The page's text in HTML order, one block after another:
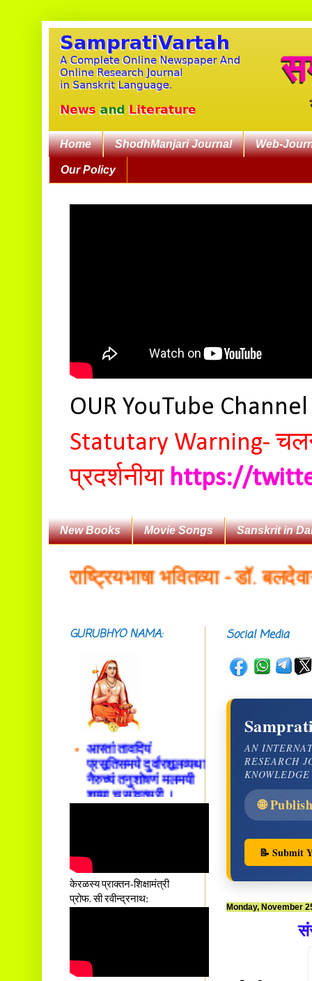
Home ShodhManjari Journal Web-
Our Policy
OUR YouTube
Statutary Warning-
प्रदर्शनीया https://
New Books Movie Songs Sanskrit in
राष्ट्रियभाषा भवितव्या - डॉ.
Social Media
AN
RESEARCH
🌐
📝 Submit
Monday, November
GURUBHYO NAMA:
सदाशिवसमारम्भां
शङ्कराचार्य मध्यमाम्।
अस्मदाचार्यपर्यन्तां
वन्दे गुरु परम्पराम् ॥
आस्तां तावदियं
प्रसूतिसमये दुर्वारशूलव्यथा
नैरुच्यं तनुशोषणं मलमयी
शय्या च सांवत्सरी ।
एकस्यापि न गर्भ-भार-भरण-
नमः॥–
केरळस्य प्राक्तन-शिक्षामंत्री
प्रोफ. सी रवीन्द्रनाथ: